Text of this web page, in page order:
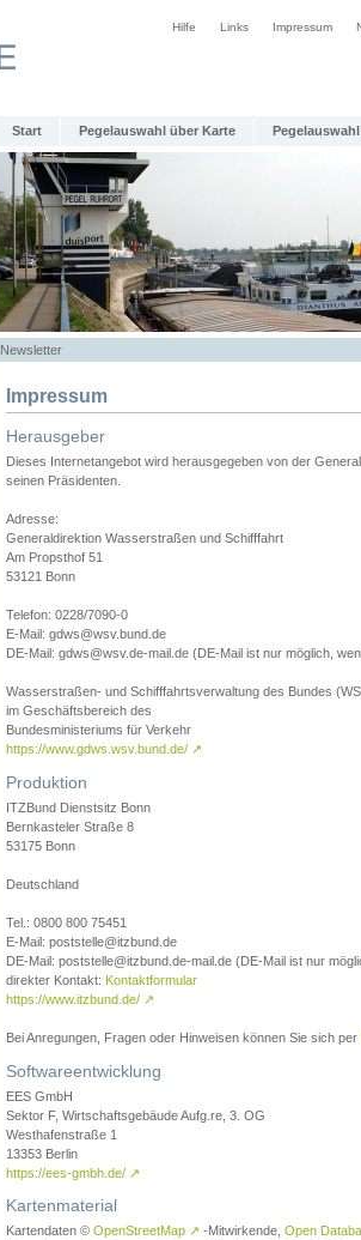
Hilfe Links Impressum
Start Pegelauswahl über Karte
Newsletter
Impressum
Herausgeber
Dieses Internetangebot wird herausgegeben von der
seinen Präsidenten.
Adresse:
Generaldirektion Wasserstraßen und Schifffahrt
Am Propsthof 51
53121 Bonn
Telefon: 0228/7090-0
E-Mail: gdws@wsv.bund.de
DE-Mail: gdws@wsv.de-mail.de (DE-Mail ist nur möglich,
Wasserstraßen- und Schifffahrtsverwaltung des Bundes
im Geschäftsbereich des
Bundesministeriums für Verkehr
https://www.gdws.wsv.bund.de/ ↗
Produktion
ITZBund Dienstsitz Bonn
Bernkasteler Straße 8
53175 Bonn
Deutschland
Tel.: 0800 800 75451
E-Mail: poststelle@itzbund.de
DE-Mail: poststelle@itzbund.de-mail.de (DE-Mail ist nur
direkter Kontakt: Kontaktformular
https://www.itzbund.de/ ↗
Bei Anregungen, Fragen oder Hinweisen können Sie sich per
Softwareentwicklung
EES GmbH
Sektor F, Wirtschaftsgebäude Aufg.re, 3. OG
Westhafenstraße 1
13353 Berlin
https://ees-gmbh.de/ ↗
Kartenmaterial
Kartendaten © OpenStreetMap ↗ -Mitwirkende, Open